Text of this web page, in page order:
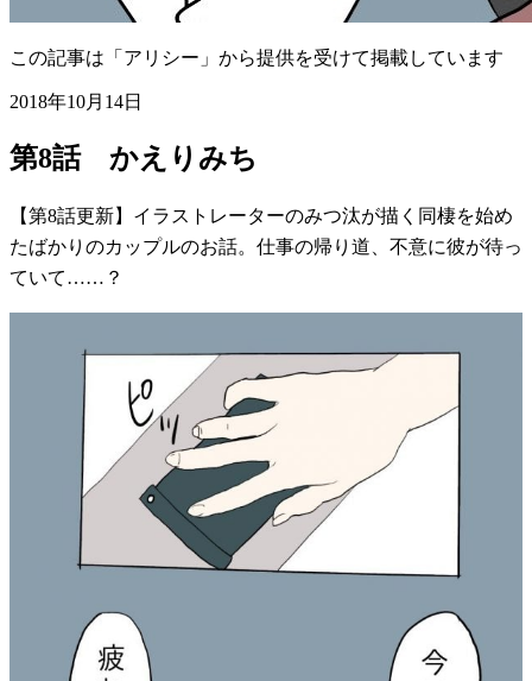
この記事は「アリシー」から提供を受けて掲載しています
2018年10月14日
第8話 かえりみち
【第8話更新】イラストレーターのみつ汰が描く同棲を始め
たばかりのカップルのお話。仕事の帰り道、不意に彼が待っ
ていて……？